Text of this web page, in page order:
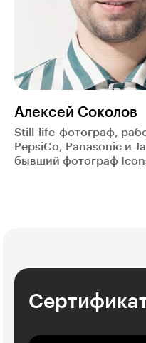
Алексей Соколов
Still-life-фотограф,
PepsiCo, Panasonic и
бывший фотограф